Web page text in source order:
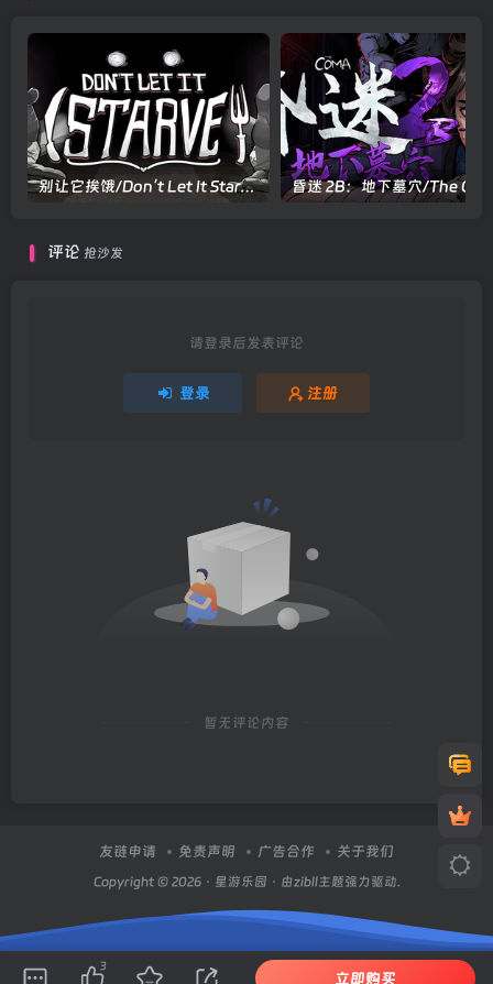
别让它挨饿/Don’t Let It Starve Build.23704828|策略战棋|容量330MB|官方中文版
评论 抢沙发
请登录后发表评论
登录 注册
暂无评论内容
友链申请 免责声明 广告合作 关于我们
Copyright © 2026 · 星游乐园 · 由zibll主题强力驱动.
3
立即购买